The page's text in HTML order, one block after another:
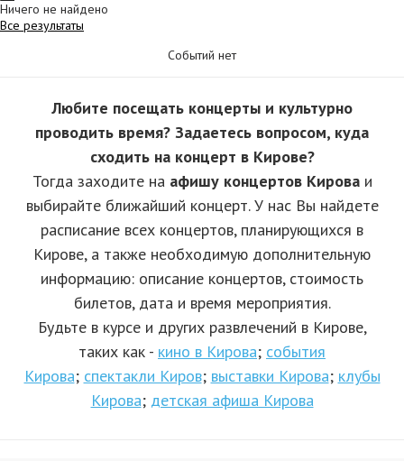
Ничего не найдено
Все результаты
Событий нет
Любите посещать концерты и культурно
проводить время? Задаетесь вопросом, куда
сходить на концерт в Кирове?
Тогда заходите на афишу концертов Кироваи
выбирайте ближайший концерт. У нас Вы найдете
расписание всех концертов, планирующихся в
Кирове, а также необходимую дополнительную
информацию: описание концертов, стоимость
билетов, дата и время мероприятия.
Будьте в курсе и других развлечений в Кирове,
таких как - кино в Кирова; события
Кирова; спектакли Киров; выставки Кирова; клубы
Кирова; детская афиша Кирова